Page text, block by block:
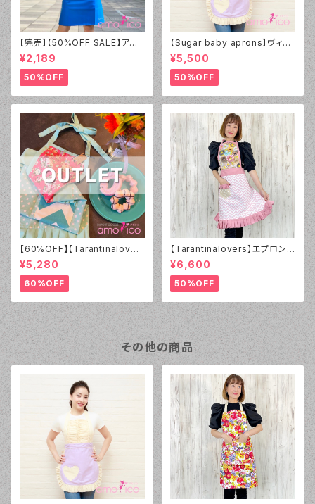
【完売】【50%OFF SALE】アモ
リコ オリジナル（amorico orig
inal）PVC ブルー無地 エプロン
（男女兼用）【アウトレット】①
¥2,189
50%OFF
【Sugar baby aprons】ヴィン
テージダーリン エプロン ライラ
ック
¥5,500
50%OFF
【60%OFF】【Tarantinalover
s】エプロン Coral Roses【ア
ウトレット】
¥5,280
60%OFF
【Tarantinalovers】エプロン
Donuts
¥6,600
50%OFF
その他の商品